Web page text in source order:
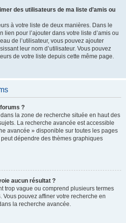
des utilisateurs de ma liste d’amis ou
à votre liste de deux manières. Dans le
lien pour l’ajouter dans votre liste d’amis ou
de l’utilisateur, vous pouvez ajouter
leur nom d’utilisateur. Vous pouvez
de votre liste depuis cette même page.
?
la zone de recherche située en haut des
La recherche avancée est accessible
avancée » disponible sur toutes les pages
dépendre des thèmes graphiques
aucun résultat ?
trop vague ou comprend plusieurs termes
pouvez affiner votre recherche en
la recherche avancée.